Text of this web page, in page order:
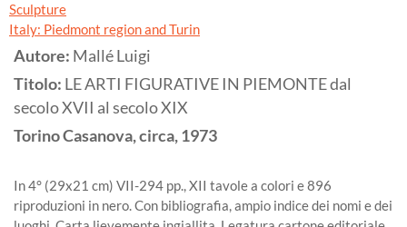
Sculpture
Italy: Piedmont region and Turin
Autore: Mallé Luigi
Titolo: LE ARTI FIGURATIVE IN PIEMONTE dal
secolo XVII al secolo XIX
TorinoCasanova, circa,1973
In 4° (29x21 cm) VII-294 pp., XII tavole a colori e 896
riproduzioni in nero. Con bibliografia, ampio indice dei nomi e dei